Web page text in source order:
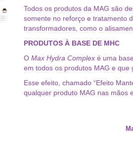
Todos os produtos da MAG são
somente no reforço e tratamento
transformadores, como o
PRODUTOS À BASE DE MHC
O Max Hydra Complex é uma
em todos os produtos MAG e que
Esse efeito, chamado “Efeito
qualquer produto MAG nas mãos